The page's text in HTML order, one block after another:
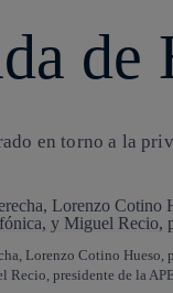
en torno a la
Lorenzo Cotino Hueso,
presidente de la